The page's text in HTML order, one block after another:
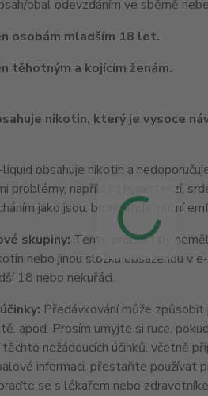
obal odevzdáním ve sběrně
osobám mladším 18 let.
těhotným a kojícím ženám.
nikotin, který je vysoce
liquid obsahuje nikotin a
problémy, například hypertenzí,
jako jsou: bronchitida, plicní
skupiny: Tento produkt by
nebo jinou složku obsaženou v
18 nebo nekuřáci.
Předávkování může způsobit
apod. Prosím umyjte si ruce,
nežádoucích účinků, včetně
informaci, přestaňte používat
se s lékařem nebo